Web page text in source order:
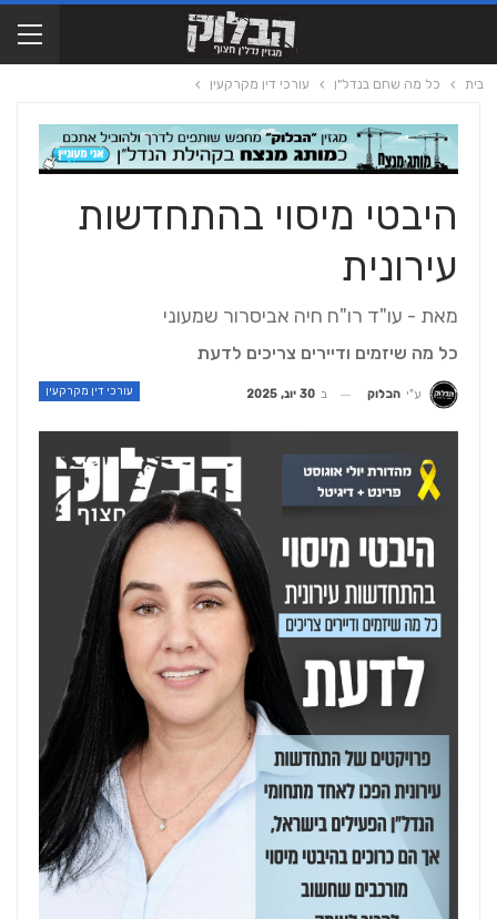
בית כל מה שחם בנדל"ן עורכי דין מקרקעין
היבטי מיסוי בהתחדשות
עירונית
מאת - עו"ד רו"ח חיה אביסרור שמעוני
כל מה שיזמים ודיירים צריכים לדעת
עורכי דין מקרקעין ע"י הבלוק ב 30 יונ, 2025